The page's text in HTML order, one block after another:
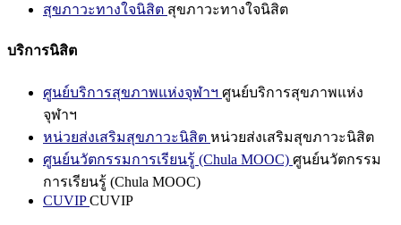
สุขภาวะทางใจนิสิต สุขภาวะทางใจนิสิต
บริการนิสิต
ศูนย์บริการสุขภาพแห่งจุฬาฯ ศูนย์บริการสุขภาพแห่ง
จุฬาฯ
หน่วยส่งเสริมสุขภาวะนิสิต หน่วยส่งเสริมสุขภาวะนิสิต
ศูนย์นวัตกรรมการเรียนรู้ (Chula MOOC) ศูนย์นวัตกรรม
การเรียนรู้ (Chula MOOC)
CUVIPCUVIP